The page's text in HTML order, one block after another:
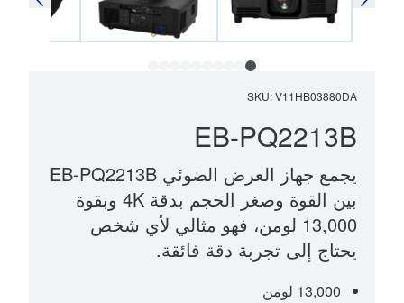
SKU:V11HB03880DA
EB-PQ2213B
يجمع جهاز العرض الضوئي EB-PQ2213B
بين القوة وصغر الحجم بدقة 4K وبقوة
13,000 لومن، فهو مثالي لأي شخص
يحتاج إلى تجربة دقة فائقة.
13,000 لومن